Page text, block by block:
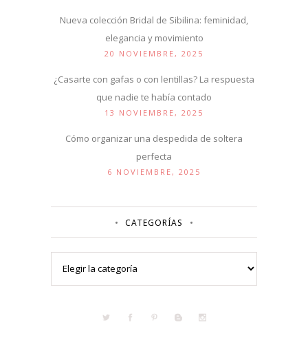
Nueva colección Bridal de Sibilina: feminidad,
elegancia y movimiento
20 NOVIEMBRE, 2025
¿Casarte con gafas o con lentillas? La respuesta
que nadie te había contado
13 NOVIEMBRE, 2025
Cómo organizar una despedida de soltera
perfecta
6 NOVIEMBRE, 2025
CATEGORÍAS